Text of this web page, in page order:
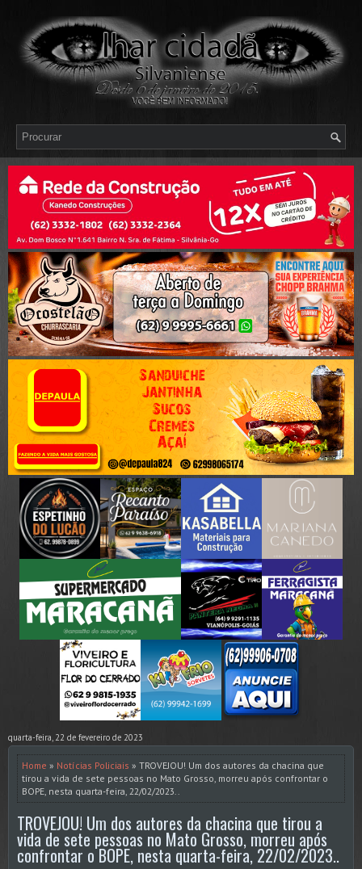
quarta-feira, 22 de fevereiro de 2023
Home » Notícias Policiais » TROVEJOU! Um dos autores da chacina que
tirou a vida de sete pessoas no Mato Grosso, morreu após confrontar o
BOPE, nesta quarta-feira, 22/02/2023..
TROVEJOU! Um dos autores da chacina que tirou a
vida de sete pessoas no Mato Grosso, morreu após
confrontar o BOPE, nesta quarta-feira, 22/02/2023..